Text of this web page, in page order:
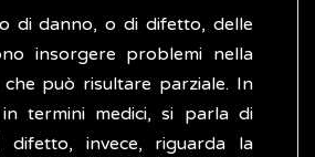
di danno, o di difetto, delle
insorgere problemi nella
può risultare parziale. In
termini medici, si parla di
invece, riguarda la